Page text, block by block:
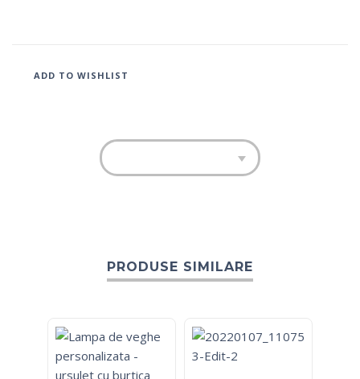
ADD TO WISHLIST
PRODUSE SIMILARE